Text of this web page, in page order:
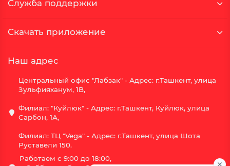
Служба поддержки
Скачать приложение
Наш адрес
Центральный офис "Лабзак" - Адрес: г.Ташкент, улица
Зульфияханум, 1B,
Филиал: "Куйлюк" - Адрес: г.Ташкент, Куйлюк, улица
Сарбон, 1А,
Филиал: ТЦ "Vega" - Адрес: г.Ташкент, улица Шота
Руставели 150.
Работаем с 9:00 до 18:00,